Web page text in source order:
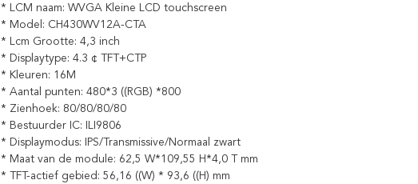
* LCM naam: WVGA Kleine LCD touchscreen
* Model: CH430WV12A-CTA
* Lcm Grootte: 4,3 inch
* Displaytype: 4.3 ¢ TFT+CTP
* Kleuren: 16M
* Aantal punten: 480*3 ((RGB) *800
* Zienhoek: 80/80/80/80
* Bestuurder IC: ILI9806
* Displaymodus: IPS/Transmissive/Normaal zwart
* Maat van de module: 62,5 W*109,55 H*4,0 T mm
* TFT-actief gebied: 56,16 ((W) * 93,6 ((H) mm